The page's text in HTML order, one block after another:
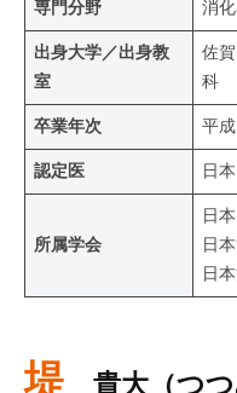
専門分野 消
出身大学／出身教
室
佐
科
卒業年次 平
認定医 日
所属学会
日
日
日
堤 貴大（つ